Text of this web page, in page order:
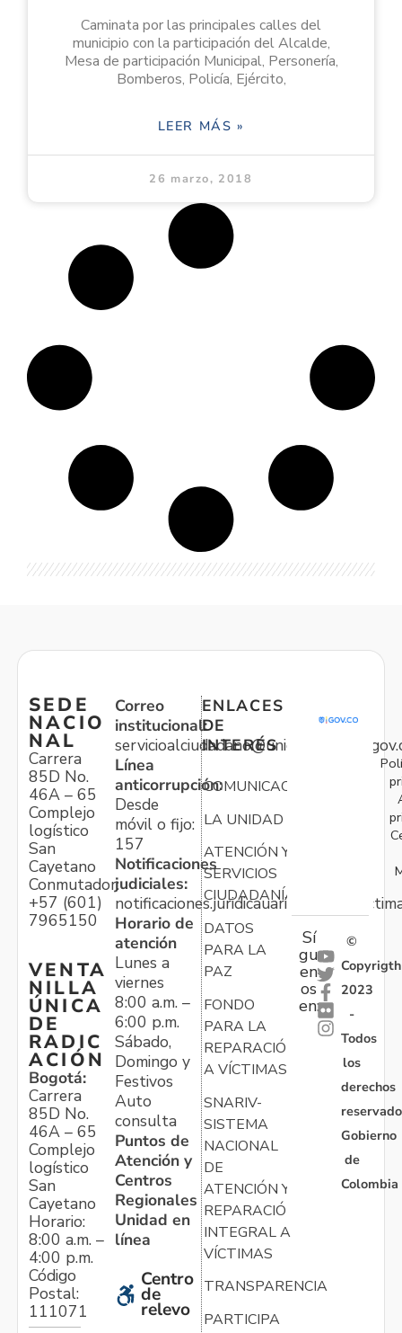
Caminata por las principales calles del
municipio con la participación del Alcalde,
Mesa de participación Municipal, Personería,
Bomberos, Policía, Ejército,
LEER MÁS »
26 marzo, 2018
SEDE
NACIO
NAL
Carrera
85D No.
46A – 65
Complejo
logístico
San
Cayetano
Conmutador:
+57 (601)
7965150
VENTA
NILLA
ÚNICA
DE
RADIC
ACIÓN
Bogotá:
Carrera
85D No.
46A – 65
Complejo
logístico
San
Cayetano
Horario:
8:00 a.m. –
4:00 p.m.
Código
Postal:
111071
Correo
institucional:
Línea
anticorrupción:
Desde
móvil o fijo:
157
Notificaciones
judiciales:
Horario de
atención
Lunes a
viernes
8:00 a.m. –
6:00 p.m.
Sábado,
Domingo y
Festivos
Auto
consulta
Puntos de
Atención y
Centros
Regionales
Unidad en
línea
Centro
de
relevo
ENLACES
DE
INTERÉS
COMUNICACIONES
LA UNIDAD
ATENCIÓN Y
SERVICIOS
CIUDADANÍA
DATOS
PARA LA
PAZ
FONDO
PARA LA
REPARACIÓN
A VÍCTIMAS
SNARIV-
SISTEMA
NACIONAL
DE
ATENCIÓN Y
REPARACIÓN
INTEGRAL A
VÍCTIMAS
TRANSPARENCIA
PARTICIPA
Sí
gu
en
os
en:
©
Copyrigth
2023
-
Todos
los
derechos
Gobierno
de
Colombia